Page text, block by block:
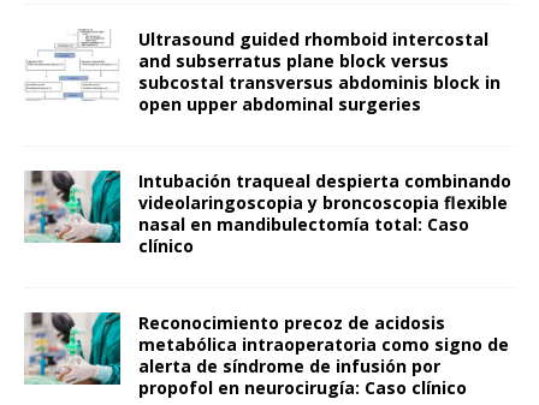
Ultrasound guided rhomboid intercostal
and subserratus plane block versus
subcostal transversus abdominis block in
open upper abdominal surgeries
Intubación traqueal despierta combinando
videolaringoscopia y broncoscopia flexible
nasal en mandibulectomía total: Caso
clínico
Reconocimiento precoz de acidosis
metabólica intraoperatoria como signo de
alerta de síndrome de infusión por
propofol en neurocirugía: Caso clínico